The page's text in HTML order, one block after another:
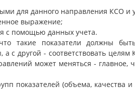
для данного направления КСО и
выражение;
с помощью данных учета.
такие показатели должны
с другой - соответствовать
может меняться -
показателей (объема, качества